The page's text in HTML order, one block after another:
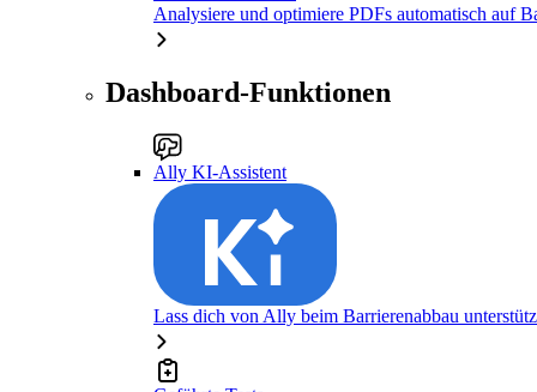
Analysiere und optimiere PDFs automatisch auf
Dashboard-Funktionen
Ally KI-Assistent
Lass dich von Ally beim Barrierenabbau